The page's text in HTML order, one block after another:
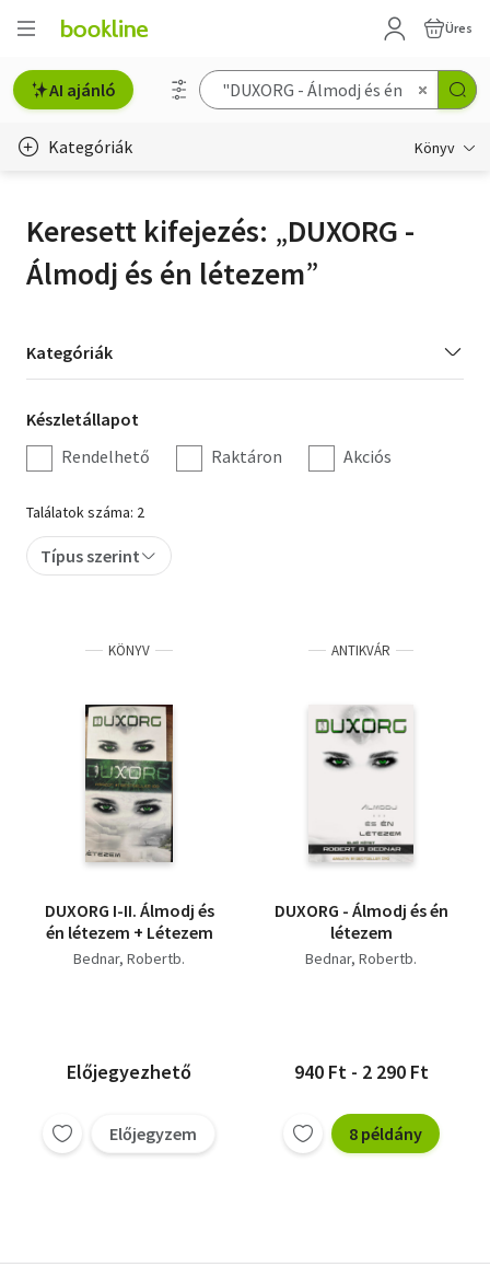
Üres
AI ajánló
Kategóriák Könyv
Erotika
Gyermek- és ifjúsági
Hobbi, szabadidő
Tankönyv, segédkönyv
Történelem
Keresett kifejezés:
DUXORG -
Álmodj és én létezem
Kategória
szűrés
Kategóriák
Készletállapot
szűrés
Készletállapot
Rendelhető
Raktáron Akciós
Találatok száma: 2
Típus szerint
KÖNYV
DUXORG I-II. Álmodj és
én létezem + Létezem
Bednar, Robertb.
Előjegyezhető
Előjegyzem
ANTIKVÁR
DUXORG - Álmodj és én
létezem
Bednar, Robertb.
940 Ft - 2 290 Ft
8 példány